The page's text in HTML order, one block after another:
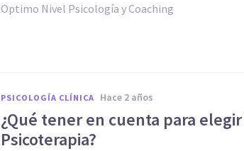
Optimo Nivel Psicología y Coaching
PSICOLOGÍA CLÍNICA hace 2 años
¿Qué tener en cuenta para
Psicoterapia?